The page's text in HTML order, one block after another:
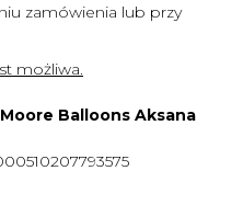
zamówienia lub przy
możliwa.
Balloons Aksana